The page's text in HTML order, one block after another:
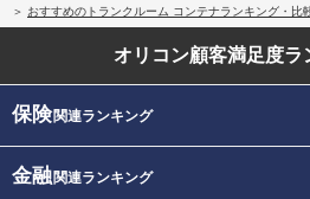
おすすめのトランクルーム コンテナランキング・比
オリコン顧客満足度ラ
保険関連ランキング
金融関連ランキング